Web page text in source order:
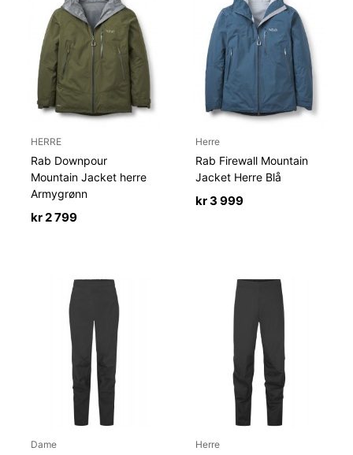
HERRE
Rab Downpour
Mountain Jacket herre
Armygrønn
kr2 799
Herre
Rab Firewall Mountain
Jacket Herre Blå
kr3 999
Dame Herre